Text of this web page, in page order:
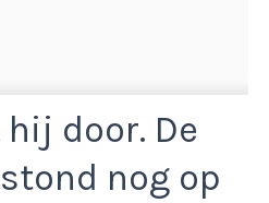
door. De
nog op